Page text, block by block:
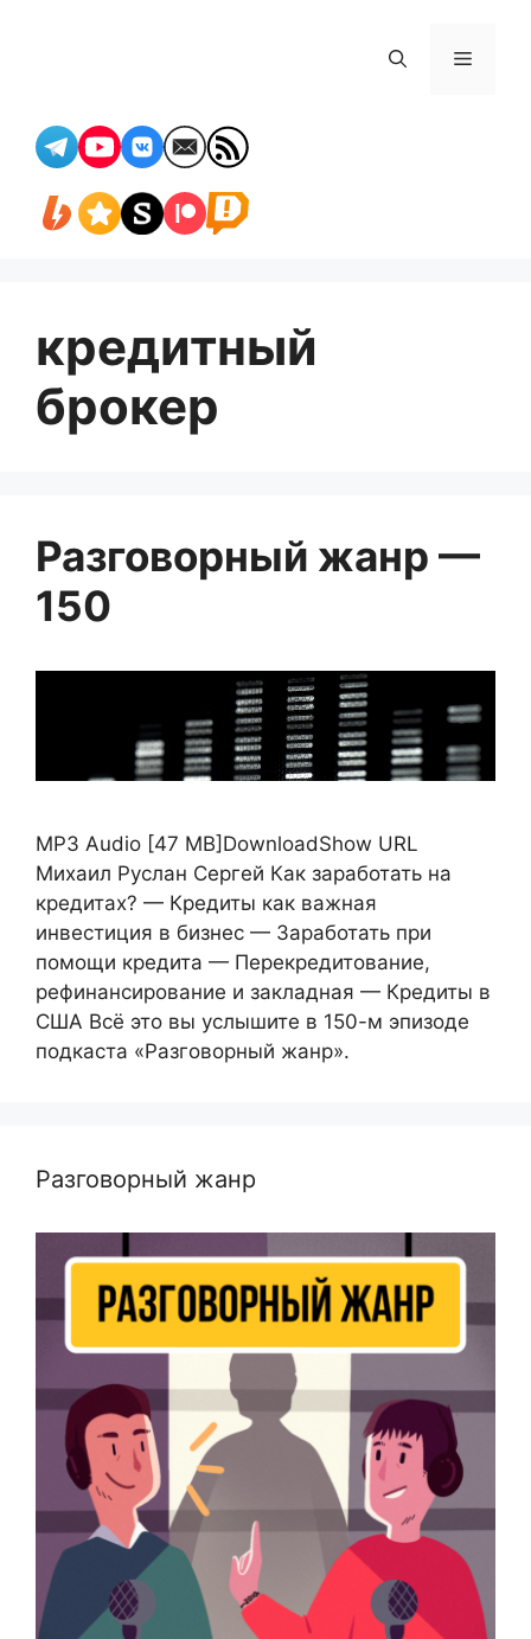
Меню
кредитный
брокер
Разговорный жанр —
150
MP3 Audio [47 MB]DownloadShow URL
Михаил Руслан Сергей Как заработать на
кредитах? — Кредиты как важная
инвестиция в бизнес — Заработать при
помощи кредита — Перекредитование,
рефинансирование и закладная — Кредиты в
США Всё это вы услышите в 150-м эпизоде
подкаста «Разговорный жанр».
Разговорный жанр